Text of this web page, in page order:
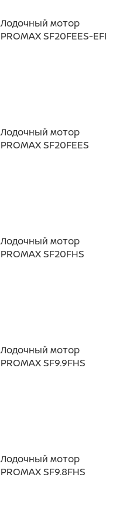
Лодочный мотор
PROMAX SF20FEES-EFI
Лодочный мотор
PROMAX SF20FEES
Лодочный мотор
PROMAX SF20FHS
Лодочный мотор
PROMAX SF9.9FHS
Лодочный мотор
PROMAX SF9.8FHS